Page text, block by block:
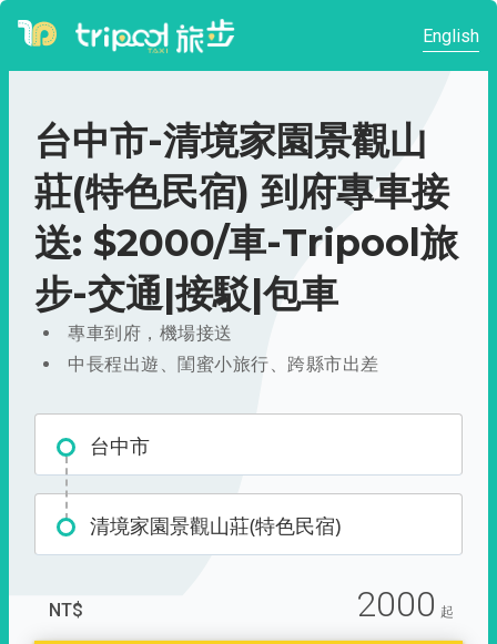
English
台中市-清境家園景觀山
莊(特色民宿) 到府專車接
送: $2000/車-Tripool旅
步-交通|接駁|包車
專車到府，機場接送
中長程出遊、閨蜜小旅行、跨縣市出差
台中市
清境家園景觀山莊(特色民宿)
NT$ 2000 起